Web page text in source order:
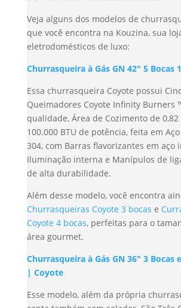
Veja alguns dos modelos de
que você encontra na Kouzina, sua
eletrodomésticos de luxo:
Churrasqueira à Gás GN 42″ 5 Bocas
Essa churrasqueira Coyote possui
Queimadores Coyote Infinity Burners
qualidade, Área de Cozimento de 0,82
100.000 BTU de potência, feita em
304, com Barras flavorizantes em aço
Iluminação interna e Manípulos de
de alta durabilidade.
Além desse modelo, você encontra
Churrasqueiras Coyote 3 bocas e
Coyote 4 bocas, perfeitas para o
área gourmet.
Churrasqueira à Gás GN 36″ 3 Bocas
| Coyote
Esse modelo, além da própria